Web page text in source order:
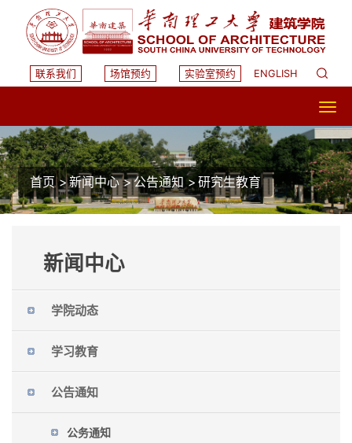
联系我们 场馆预约 实验室预约 ENGLISH
首页>新闻中心>公告通知 >研究生教育
新闻中心
学院动态
学习教育
公告通知
公务通知